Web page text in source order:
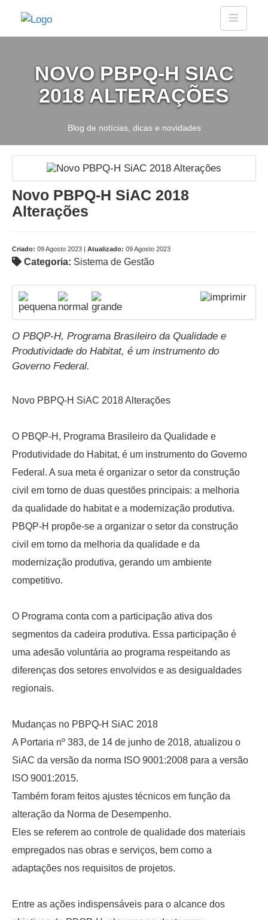
NOVO PBPQ-H SIAC
2018 ALTERAÇÕES
Blog de notícias, dicas e novidades
Novo PBPQ-H SiAC 2018
Alterações
Criado: 09 Agosto 2023 | Atualizado: 09 Agosto 2023
Categoria: Sistema de Gestão
O PBQP-H, Programa Brasileiro da Qualidade e
Produtividade do Habitat, é um instrumento do
Governo Federal.
Novo PBPQ-H SiAC 2018 Alterações
O PBQP-H, Programa Brasileiro da Qualidade e
Produtividade do Habitat, é um instrumento do Governo
Federal. A sua meta é organizar o setor da construção
civil em torno de duas questões principais: a melhoria
da qualidade do habitat e a modernização produtiva.
PBQP-H propõe-se a organizar o setor da construção
civil em torno da melhoria da qualidade e da
modernização produtiva, gerando um ambiente
competitivo.
O Programa conta com a participação ativa dos
segmentos da cadeira produtiva. Essa participação é
uma adesão voluntária ao programa respeitando as
diferenças dos setores envolvidos e as desigualdades
regionais.
Mudanças no PBPQ-H SiAC 2018
A Portaria nº 383, de 14 de junho de 2018, atualizou o
SiAC da versão da norma ISO 9001:2008 para a versão
ISO 9001:2015.
Também foram feitos ajustes técnicos em função da
alteração da Norma de Desempenho.
Eles se referem ao controle de qualidade dos materiais
empregados nas obras e serviços, bem como a
adaptações nos requisitos de projetos.
Entre as ações indispensáveis para o alcance dos